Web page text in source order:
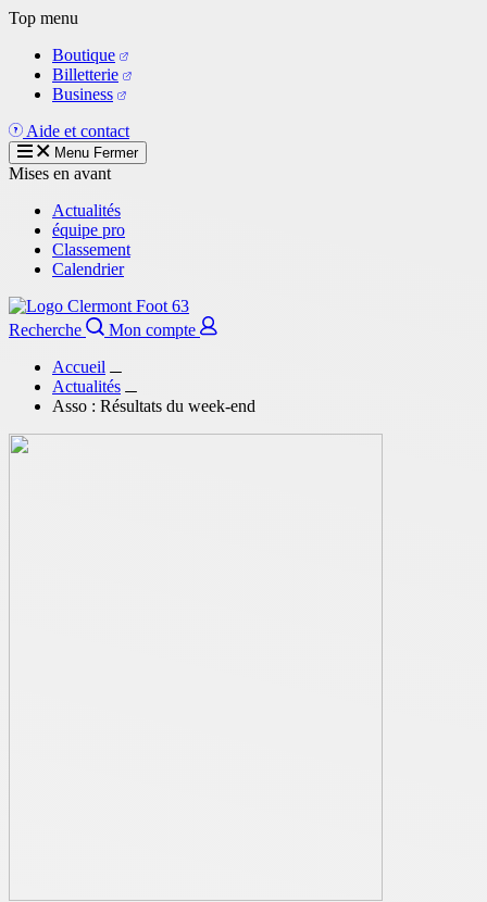
Aller
contenu
principal
Top menu
Boutique
Billetterie
Business
Aide et contact
Menu Fermer
Mises en avant
Actualités
équipe pro
Classement
Calendrier
Recherche
Mon compte
Accueil
Actualités
Asso : Résultats du week-end